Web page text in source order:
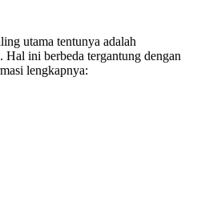
utama tentunya adalah
ini berbeda tergantung dengan
lengkapnya: